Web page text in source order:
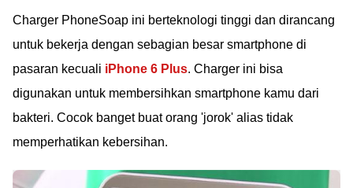
Charger PhoneSoap ini berteknologi tinggi dan dirancang
untuk bekerja dengan sebagian besar smartphone di
pasaran kecuali iPhone 6 Plus. Charger ini bisa
digunakan untuk membersihkan smartphone kamu dari
bakteri. Cocok banget buat orang 'jorok' alias tidak
memperhatikan kebersihan.